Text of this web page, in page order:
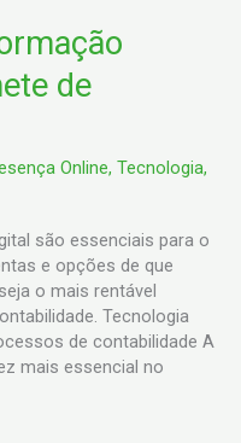
de
Online, Tecnologia,
são essenciais para o
e opções de que
o mais rentável
Tecnologia
de contabilidade A
mais essencial no